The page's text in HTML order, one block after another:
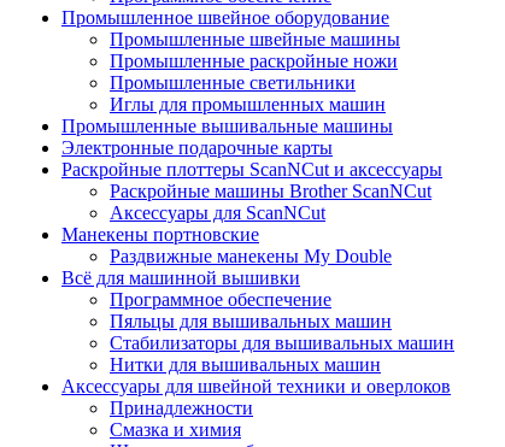
Промышленное швейное оборудование
Промышленные швейные машины
Промышленные раскройные ножи
Промышленные светильники
Иглы для промышленных машин
Промышленные вышивальные машины
Электронные подарочные карты
Раскройные плоттеры ScanNCut и аксессуары
Раскройные машины Brother ScanNCut
Аксессуары для ScanNCut
Манекены портновские
Раздвижные манекены My Double
Всё для машинной вышивки
Программное обеспечение
Пяльцы для вышивальных машин
Стабилизаторы для вышивальных машин
Нитки для вышивальных машин
Аксессуары для швейной техники и оверлоков
Принадлежности
Смазка и химия